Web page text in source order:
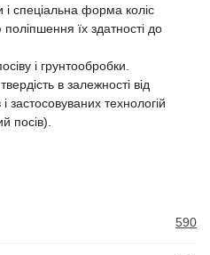
і спеціальна форма коліс
їх здатності до
і грунтообробки.
в залежності від
застосовуваних технологій
посів).
590